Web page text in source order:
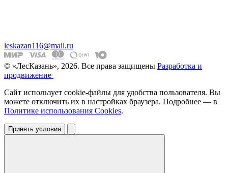
leskazan116@mail.ru
© «ЛесКазань», 2026. Все права защищены Разработка и
продвижение
Сайт использует cookie-файлы для удобства пользователя. Вы
можете отключить их в настройках браузера. Подробнее — в
Политике использования Cookies.
Принять условия